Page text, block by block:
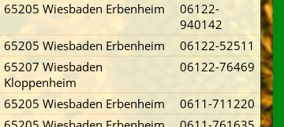
65205 Wiesbaden Erbenheim
06122-
940142
65205 Wiesbaden Erbenheim
06122-52511
65207 Wiesbaden
Kloppenheim
06122-76469
65205 Wiesbaden Erbenheim
0611-711220